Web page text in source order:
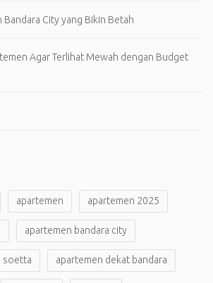
Bandara City yang Bikin Betah
Agar Terlihat Mewah dengan Budget
apartemen apartemen 2025
apartemen bandara city
soetta apartemen dekat bandara